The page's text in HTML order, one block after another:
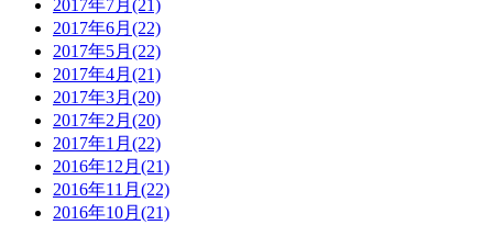
2017年7月(21)
2017年6月(22)
2017年5月(22)
2017年4月(21)
2017年3月(20)
2017年2月(20)
2017年1月(22)
2016年12月(21)
2016年11月(22)
2016年10月(21)